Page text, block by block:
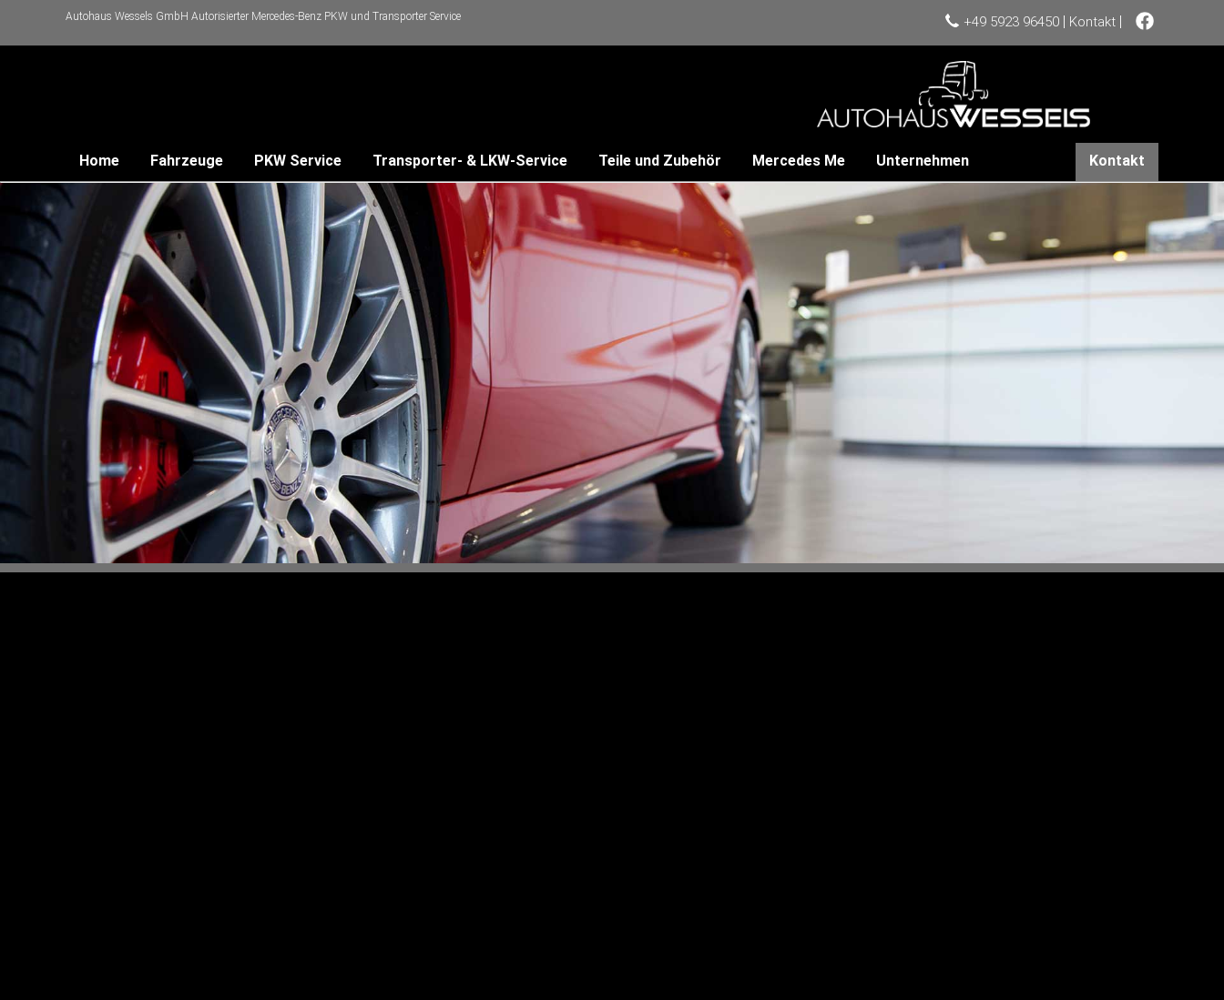
Autohaus Wessels GmbH Autorisierter Mercedes-Benz PKW und Transporter Service +49 5923 96450 | Kontakt |
Home Fahrzeuge PKW Service Transporter- & LKW-Service Teile und Zubehör Mercedes Me Unternehmen Kontakt
Content Slider